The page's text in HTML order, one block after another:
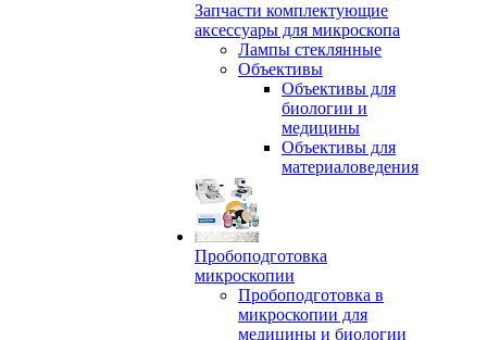
Запчасти комплектующие
аксессуары для микроскопа
Лампы стеклянные
Объективы
Объективы для
биологии и
медицины
Объективы для
материаловедения
Пробоподготовка
микроскопии
Пробоподготовка в
микроскопии для
медицины и биологии